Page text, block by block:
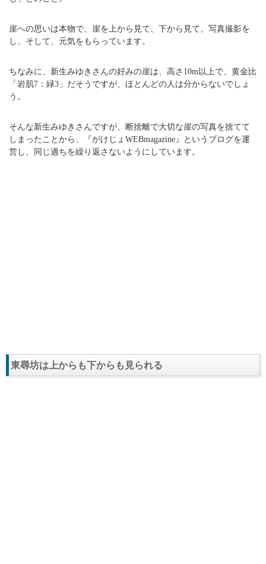
崖への思いは本物で、崖を上から見て、下から見て、写真撮影を
し、そして、元気をもらっています。
ちなみに、新生みゆきさんの好みの崖は、高さ10m以上で、黄金比
「岩肌7：緑3」だそうですが、ほとんどの人は分からないでしょ
う。
そんな新生みゆきさんですが、断捨離で大切な崖の写真を捨てて
しまったことから、『がけじょWEBmagazine』というブログを運
営し、同じ過ちを繰り返さないようにしています。
東尋坊は上からも下からも見られる